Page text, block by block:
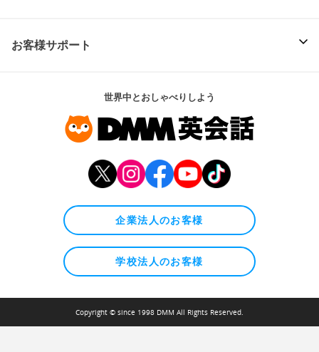
お客様サポート
世界中とおしゃべりしよう
企業法人のお客様
学校法人のお客様
Copyright © since 1998 DMM All Rights Reserved.